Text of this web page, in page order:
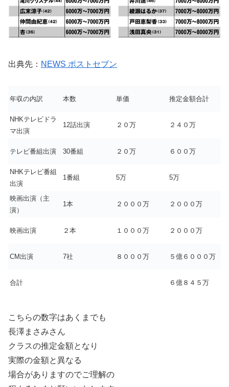
出典先： NEWS ポストセブン
年収の内訳 本数 単価 推定金額合計
NHKテレビドラ
マ出演
12話出演 ２０万 ２４０万
テレビ番組出演 30番組 ２０万 ６００万
NHKテレビ番組
出演
1番組 5万 5万
映画出演（主
演）
1本 ２０００万 ２０００万
映画出演 ２本 １０００万 ２０００万
CM出演 7社 ８０００万 ５億６０００万
合計 ６億８４５万
こちらの数字はあくまでも
長澤まさみさん
クラスの推定金額となり
実際の金額と異なる
場合がありますのでご理解の